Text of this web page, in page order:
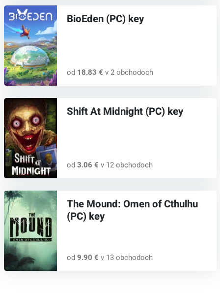
BioEden (PC) key
od 18.83 € v 2 obchodoch
Shift At Midnight (PC) key
od 3.06 € v 12 obchodoch
The Mound: Omen of Cthulhu
(PC) key
od 9.90 € v 13 obchodoch